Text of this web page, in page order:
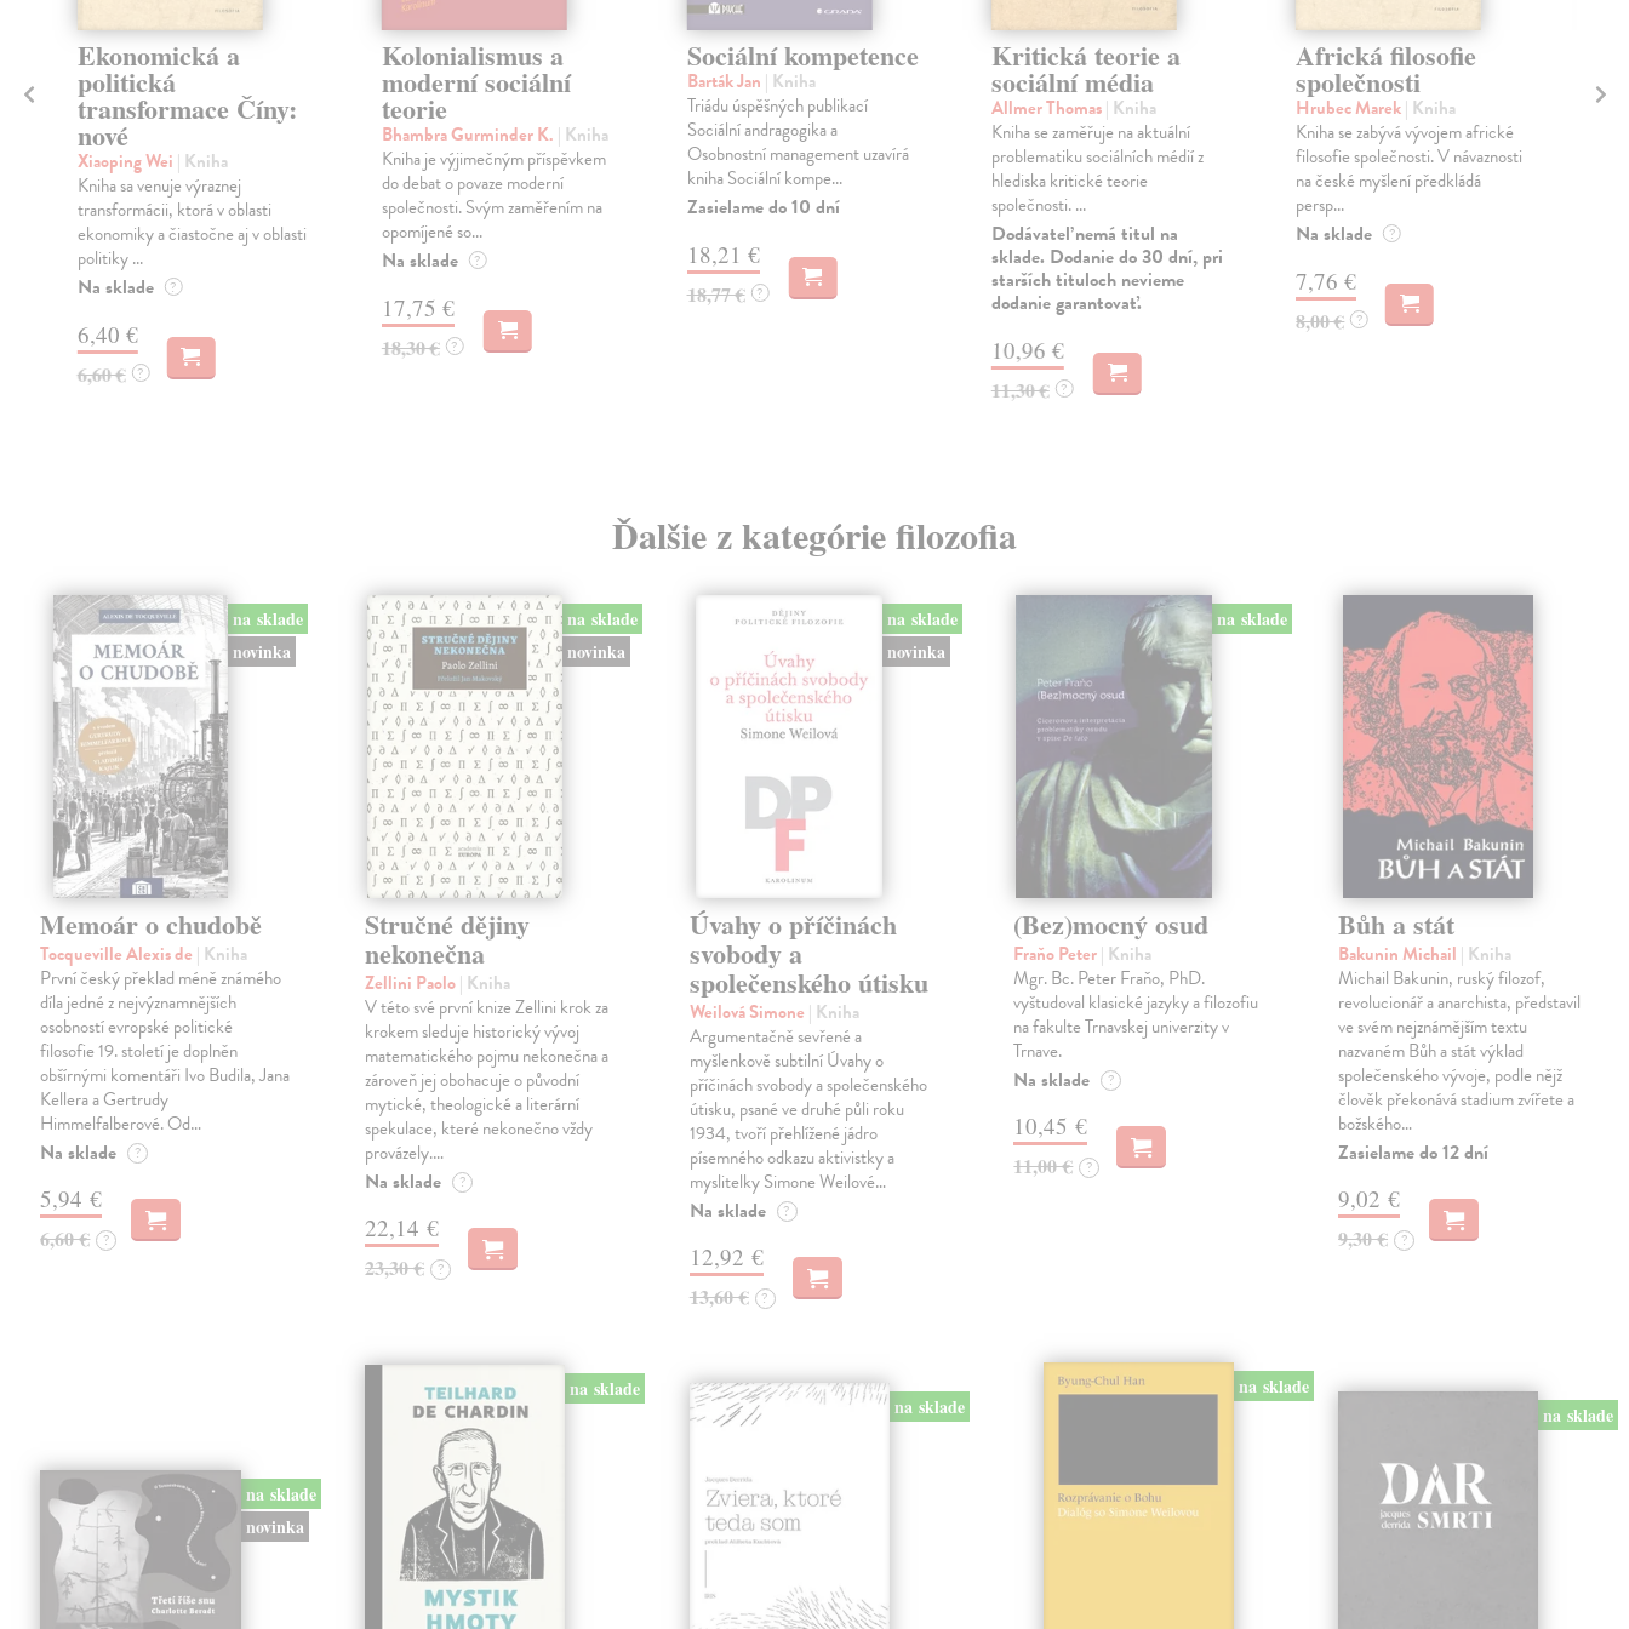
Ekonomická a
politická
transformace Číny:
nové
Xiaoping Wei | Kniha
Kniha sa venuje výraznej
transformácii, ktorá v oblasti
ekonomiky a čiastočne aj v oblasti
politiky ...
Na sklade ?
6,40 €
6,60 € ?
Kolonialismus a
moderní sociální
teorie
Bhambra Gurminder K. | Kniha
Kniha je výjimečným příspěvkem
do debat o povaze moderní
společnosti. Svým zaměřením na
opomíjené so...
Na sklade ?
17,75 €
18,30 € ?
Sociální kompetence
Barták Jan | Kniha
Triádu úspěšných publikací
Sociální andragogika a
Osobnostní management uzavírá
kniha Sociální kompe...
Zasielame do 10 dní
18,21 €
18,77 € ?
Kritická teorie a
sociální média
Allmer Thomas| Kniha
Kniha se zaměřuje na aktuální
problematiku sociálních médií z
hlediska kritické teorie
společnosti. ...
Dodávateľ nemá titul na
sklade. Dodanie do 30 dní, pri
starších tituloch nevieme
dodanie garantovať.
10,96 €
11,30 € ?
Africká filosofie
společnosti
Hrubec Marek| Kniha
Kniha se zabývá vývojem africké
filosofie společnosti. V návaznosti
na české myšlení předkládá
persp...
Na sklade ?
7,76 €
8,00 € ?
Kis
Ďalšie z kategórie filozofia
na sklade
novinka
Memoár o chudobě
Tocqueville Alexis de | Kniha
První český překlad méně známého
díla jedné z nejvýznamnějších
osobností evropské politické
filosofie 19. století je doplněn
obšírnými komentáři Ivo Budila, Jana
Kellera a Gertrudy
Himmelfalberové. Od…
Na sklade ?
5,94 €
6,60 € ?
na sklade
novinka
Stručné dějiny
nekonečna
Zellini Paolo| Kniha
V této své první knize Zellini krok za
krokem sleduje historický vývoj
matematického pojmu nekonečna a
zároveň jej obohacuje o původní
mytické, theologické a literární
spekulace, které nekonečno vždy
provázely.…
Na sklade ?
22,14 €
23,30 € ?
na sklade
novinka
Úvahy o příčinách
svobody a
společenského útisku
Weilová Simone | Kniha
Argumentačně sevřené a
myšlenkově subtilní Úvahy o
příčinách svobody a společenského
útisku, psané ve druhé půli roku
1934, tvoří přehlížené jádro
písemného odkazu aktivistky a
myslitelky Simone Weilové…
Na sklade ?
12,92 €
13,60 € ?
na sklade
(Bez)mocný osud
Fraňo Peter| Kniha
Mgr. Bc. Peter Fraňo, PhD.
vyštudoval klasické jazyky a filozofiu
na fakulte Trnavskej univerzity v
Trnave.
Na sklade ?
10,45 €
11,00 € ?
Bůh a stát
Bakunin Michail | Kniha
Michail Bakunin, ruský filozof,
revolucionář a anarchista, představil
ve svém nejznámějším textu
nazvaném Bůh a stát výklad
společenského vývoje, podle nějž
člověk překonává stadium zvířete a
božského…
Zasielame do 12 dní
9,02 €
9,30 € ?
na sklade
novinka
na sklade
na sklade
na sklade
na sklade